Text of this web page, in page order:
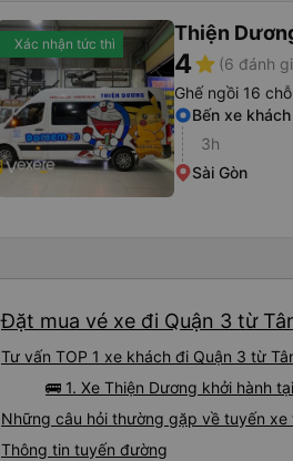
Xác nhận tức thì Thiện
4star (6 đánh
Ghế ngồi 16 chỗ
Bến xe
3h
Sài Gòn
Đặt mua vé xe đi Quận 3 từ
Tư vấn TOP 1 xe khách đi Quận 3 từ
🚌 1. Xe Thiện Dương khởi hành
Những câu hỏi thường gặp về tuyến xe
Thông tin tuyến đường